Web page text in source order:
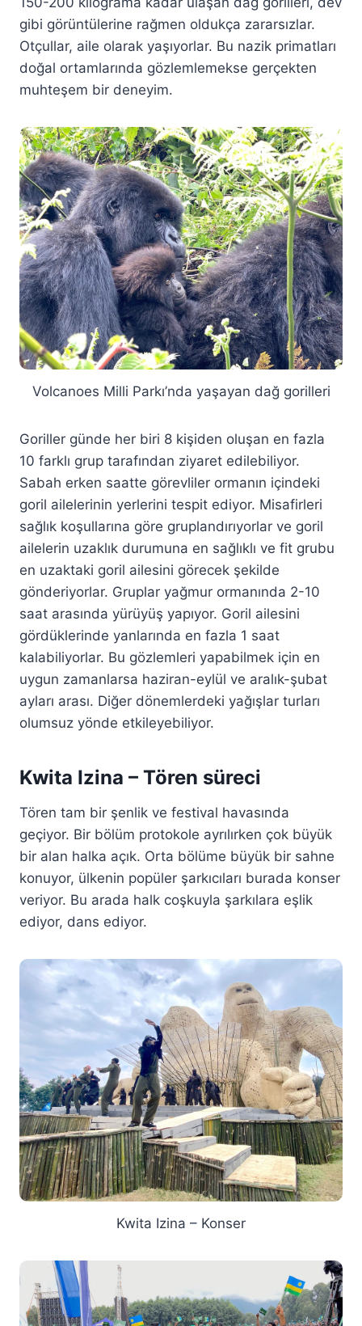
gibi görüntülerine rağmen oldukça zararsızlar.
Otçullar, aile olarak yaşıyorlar. Bu nazik primatları
doğal ortamlarında gözlemlemekse gerçekten
muhteşem bir deneyim.
Volcanoes Milli Parkı’nda yaşayan dağ gorilleri
Goriller günde her biri 8 kişiden oluşan en fazla
10 farklı grup tarafından ziyaret edilebiliyor.
Sabah erken saatte görevliler ormanın içindeki
goril ailelerinin yerlerini tespit ediyor. Misafirleri
sağlık koşullarına göre gruplandırıyorlar ve goril
ailelerin uzaklık durumuna en sağlıklı ve fit grubu
en uzaktaki goril ailesini görecek şekilde
gönderiyorlar. Gruplar yağmur ormanında 2-10
saat arasında yürüyüş yapıyor. Goril ailesini
gördüklerinde yanlarında en fazla 1 saat
kalabiliyorlar. Bu gözlemleri yapabilmek için en
uygun zamanlarsa haziran-eylül ve aralık-şubat
ayları arası. Diğer dönemlerdeki yağışlar turları
olumsuz yönde etkileyebiliyor.
Kwita Izina – Tören süreci
Tören tam bir şenlik ve festival havasında
geçiyor. Bir bölüm protokole ayrılırken çok büyük
bir alan halka açık. Orta bölüme büyük bir sahne
konuyor, ülkenin popüler şarkıcıları burada konser
veriyor. Bu arada halk coşkuyla şarkılara eşlik
ediyor, dans ediyor.
Kwita Izina – Konser